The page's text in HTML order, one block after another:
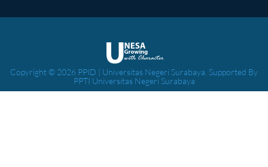
Copyright © 2026 PPID | Universitas Negeri Surabaya. Supported By
PPTI Universitas Negeri Surabaya